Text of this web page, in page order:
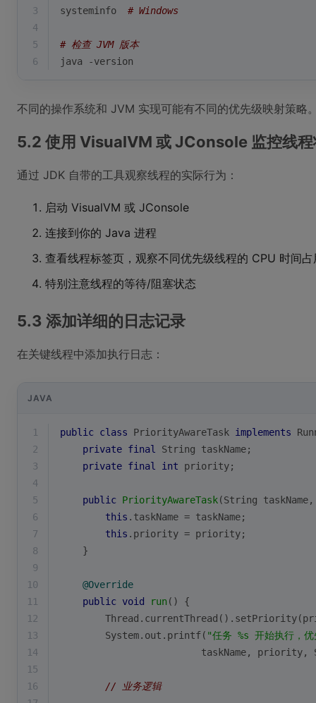
3
systeminfo # Windows
4
5
# 检查 JVM 版本
6
java -version
不同的操作系统和 JVM 实现可能有不同的优先级映射策略
5.2 使用 VisualVM 或 JConsole 监控线程
通过 JDK 自带的工具观察线程的实际行为：
启动 VisualVM 或 JConsole
连接到你的 Java 进程
查看线程标签页，观察不同优先级线程的 CPU 时间
特别注意线程的等待/阻塞状态
5.3 添加详细的日志记录
在关键线程中添加执行日志：
JAVA
1 public class PriorityAwareTask implements
2
private final
String taskName;
3
private final int priority;
4
5
public PriorityAwareTask(String
6
this .taskName = taskName;
7
this .priority = priority;
8
    }
9
10
@Override
11
public void run()
{
12
13
        System.out.printf(
"任务 %s 开始执行，
14
taskName, priority,
15
16
// 业务逻辑